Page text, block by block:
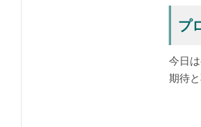
プ
今日
期待